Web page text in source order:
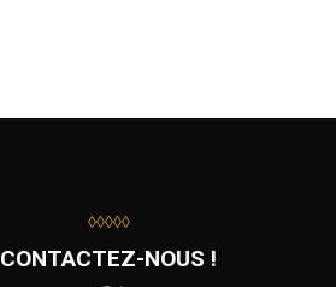
◊◊◊◊◊
CONTACTEZ-NOUS !